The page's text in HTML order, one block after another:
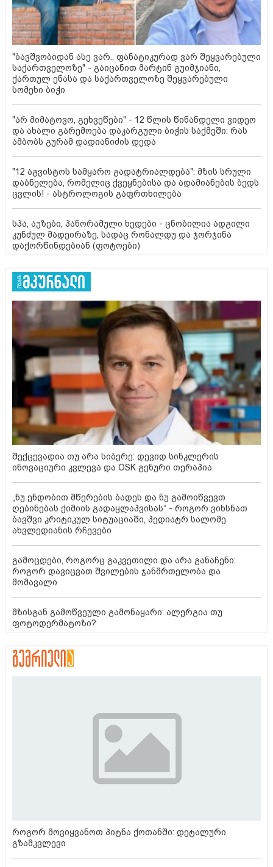
"ბავშვობიდან ასე ვარ.. ფანატიკურად ვარ შეყვარებული
საქართველოზე" - გაიცანით მარტინ გუიმჯიანი,
ქართულ ენასა და საქართველოზე შეყვარებული
სომეხი ბიჭი
"არ მიმატოვო, გეხვეწები" - 12 წლის წინანდელი ვიდეო
და ახალი გარემოება დაკარგული ბიჭის საქმეში: რას
ამბობს გურამ დადიანიძის დედა
"12 აგვისტოს სამყარო გადატრიალდება": მზის სრული
დაბნელება, რომელიც ქვეყნებისა და ადამიანების ბედს
ცვლის! - ასტროლოგის გაფრთხილება
სპა, აუზები, პანორამული ხედები - ცნობილია ადგილი
კუნძულ მადეირაზე, სადაც რონალდუ და ჯორჯინა
დაქორწინდებიან (ფოტოები)
შექცევადია თუ არა სიბერე: დევიდ სინკლერის
ინოვაციური კვლევა და OSK გენური თერაპია
„ნუ ენდობით მწერების ბადეს და ნუ გამოიწვევთ
ღებინებას ქიმიის გადაყლაპვისას“ - როგორ ვიხსნათ
ბავშვი კრიტიკულ სიტუაციაში, პედიატრ სალომე
ახვლედიანის რჩევები
გამოცდები, როგორც გაკვეთილი და არა განაჩენი:
როგორ დავიცვათ შვილების ჯანმრთელობა და
მომავალი
მზისგან გამოწვეული გამონაყარი: ალერგია თუ
ფოტოდერმატოზი?
როგორ მოვიყვანოთ პიტნა ქოთანში: დეტალური
გზამკვლევი